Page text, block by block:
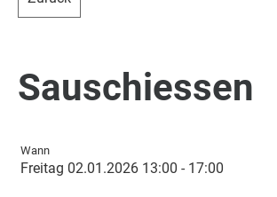
Sauschiessen
Wann
Freitag 02.01.2026 13:00 - 17:00